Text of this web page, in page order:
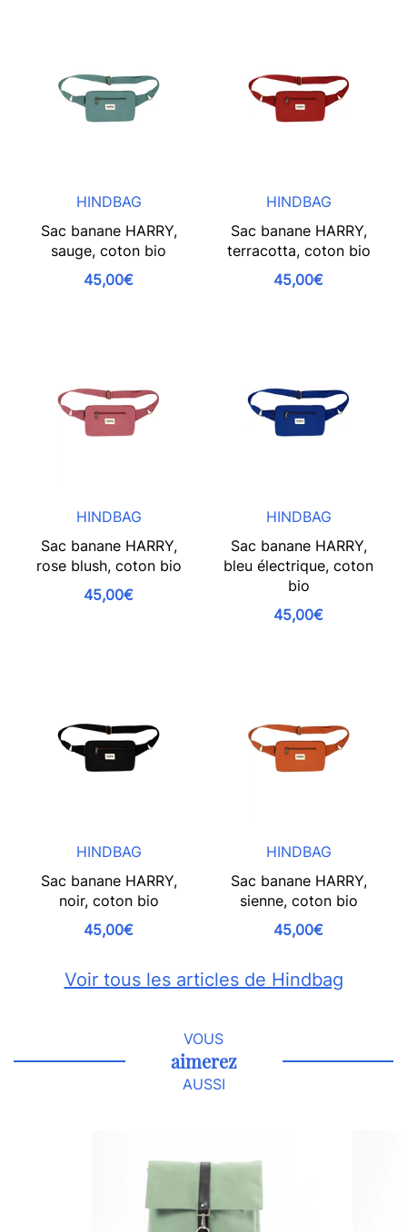
HINDBAG
Sac banane HARRY,
sauge, coton bio
45,00€
HINDBAG
Sac banane HARRY,
terracotta, coton bio
45,00€
HINDBAG
Sac banane HARRY,
rose blush, coton bio
45,00€
HINDBAG
Sac banane HARRY,
bleu électrique, coton
bio
45,00€
HINDBAG
Sac banane HARRY,
noir, coton bio
45,00€
HINDBAG
Sac banane HARRY,
sienne, coton bio
45,00€
Voir tous les articles de Hindbag
VOUS
aimerez
AUSSI